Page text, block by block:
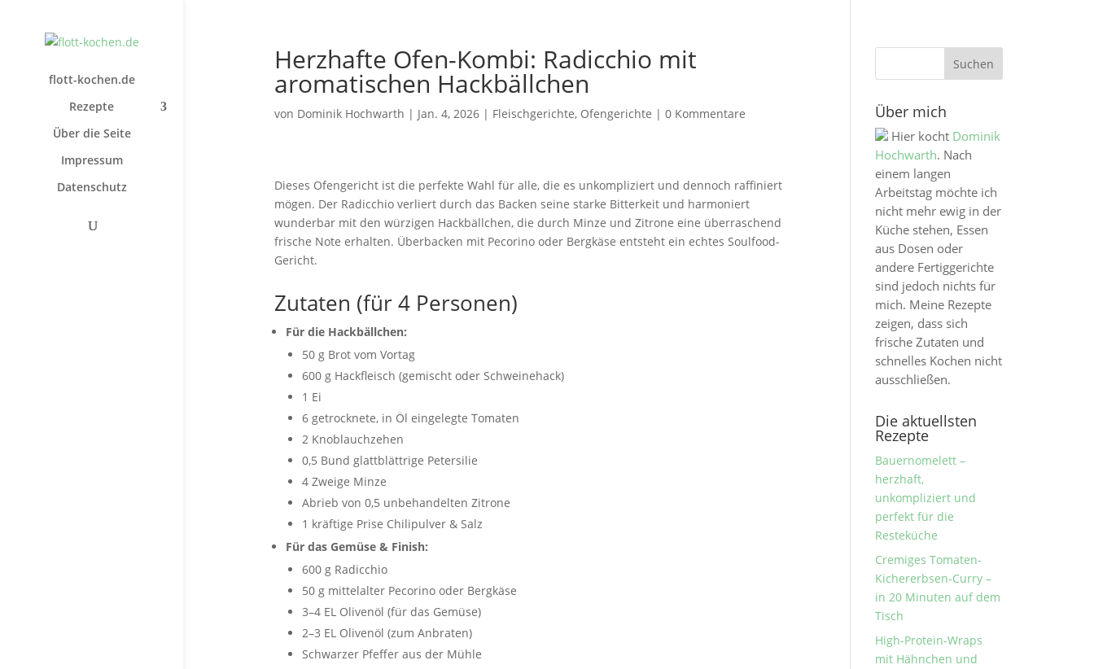
flott-kochen.de
Rezepte
Über die Seite
Impressum
Datenschutz
Herzhafte Ofen-Kombi: Radicchio mit
aromatischen Hackbällchen
von Dominik Hochwarth | Jan. 4, 2026| Fleischgerichte, Ofengerichte | 0 Kommentare
Dieses Ofengericht ist die perfekte Wahl für alle, die es unkompliziert und dennoch raffiniert
mögen. Der Radicchio verliert durch das Backen seine starke Bitterkeit und harmoniert
wunderbar mit den würzigen Hackbällchen, die durch Minze und Zitrone eine überraschend
frische Note erhalten. Überbacken mit Pecorino oder Bergkäse entsteht ein echtes Soulfood-
Gericht.
Zutaten (für 4 Personen)
Für die Hackbällchen:
50 g Brot vom Vortag
600 g Hackfleisch (gemischt oder Schweinehack)
1 Ei
6 getrocknete, in Öl eingelegte Tomaten
2 Knoblauchzehen
0,5 Bund glattblättrige Petersilie
4 Zweige Minze
Abrieb von 0,5 unbehandelten Zitrone
1 kräftige Prise Chilipulver & Salz
Für das Gemüse & Finish:
600 g Radicchio
50 g mittelalter Pecorino oder Bergkäse
3–4 EL Olivenöl (für das Gemüse)
2–3 EL Olivenöl (zum Anbraten)
Schwarzer Pfeffer aus der Mühle
Über mich
Hier kocht Dominik
Hochwarth. Nach
einem langen
Arbeitstag möchte ich
nicht mehr ewig in der
Küche stehen, Essen
aus Dosen oder
andere Fertiggerichte
sind jedoch nichts für
mich. Meine Rezepte
zeigen, dass sich
frische Zutaten und
schnelles Kochen nicht
ausschließen.
Die aktuellsten
Rezepte
Bauernomelett –
herzhaft,
unkompliziert und
perfekt für die
Resteküche
Cremiges Tomaten-
Kichererbsen-Curry –
in 20 Minuten auf dem
Tisch
High-Protein-Wraps
mit Hähnchen und